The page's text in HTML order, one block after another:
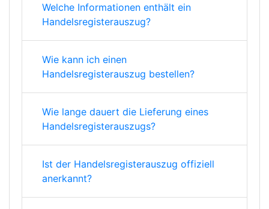
Welche Informationen enthält ein
Handelsregisterauszug?
Wie kann ich einen
Handelsregisterauszug bestellen?
Wie lange dauert die Lieferung eines
Handelsregisterauszugs?
Ist der Handelsregisterauszug offiziell
anerkannt?